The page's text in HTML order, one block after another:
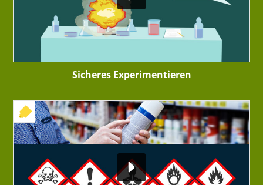
Sicheres Experimentieren
+ INTERAKTIVE ÜBUNG